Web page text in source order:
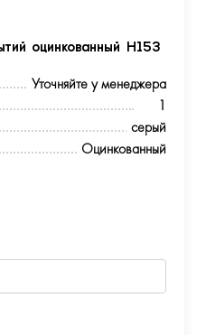
оцинкованный Н153
Уточняйте у менеджера
1
серый
Оцинкованный